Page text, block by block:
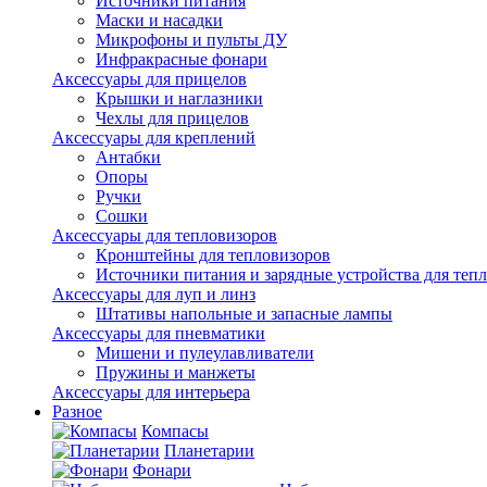
Маски и насадки
Микрофоны и пульты ДУ
Инфракрасные фонари
Аксессуары для прицелов
Крышки и наглазники
Чехлы для прицелов
Аксессуары для креплений
Антабки
Опоры
Ручки
Сошки
Аксессуары для тепловизоров
Кронштейны для тепловизоров
Источники питания и зарядные устройства для
Аксессуары для луп и линз
Штативы напольные и запасные лампы
Аксессуары для пневматики
Мишени и пулеулавливатели
Пружины и манжеты
Аксессуары для интерьера
Разное
Компасы
Планетарии
Фонари